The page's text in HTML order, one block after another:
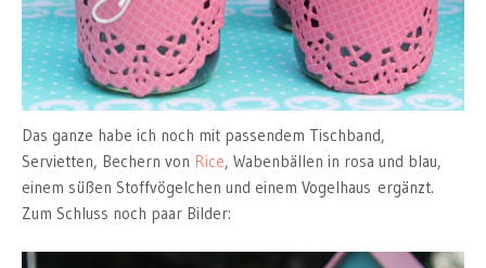
Das ganze habe ich noch mit passendem Tischband,
Servietten, Bechern von Rice, Wabenbällen in rosa und blau,
einem süßen Stoffvögelchen und einem Vogelhaus ergänzt.
Zum Schluss noch paar Bilder: